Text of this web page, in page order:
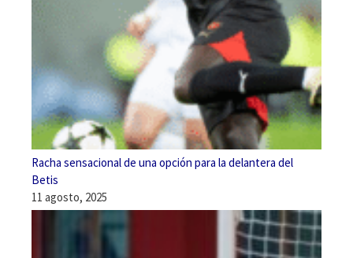
Racha sensacional de una opción para la delantera del
Betis
11 agosto, 2025